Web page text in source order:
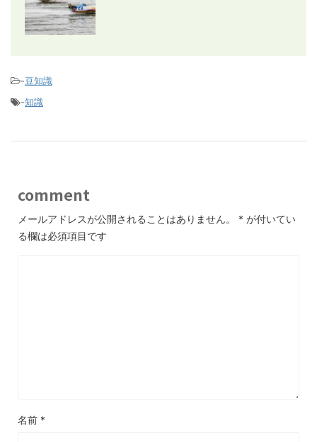
-豆知識
-知識
comment
メールアドレスが公開されることはありません。 * が付いてい
る欄は必須項目です
名前 *